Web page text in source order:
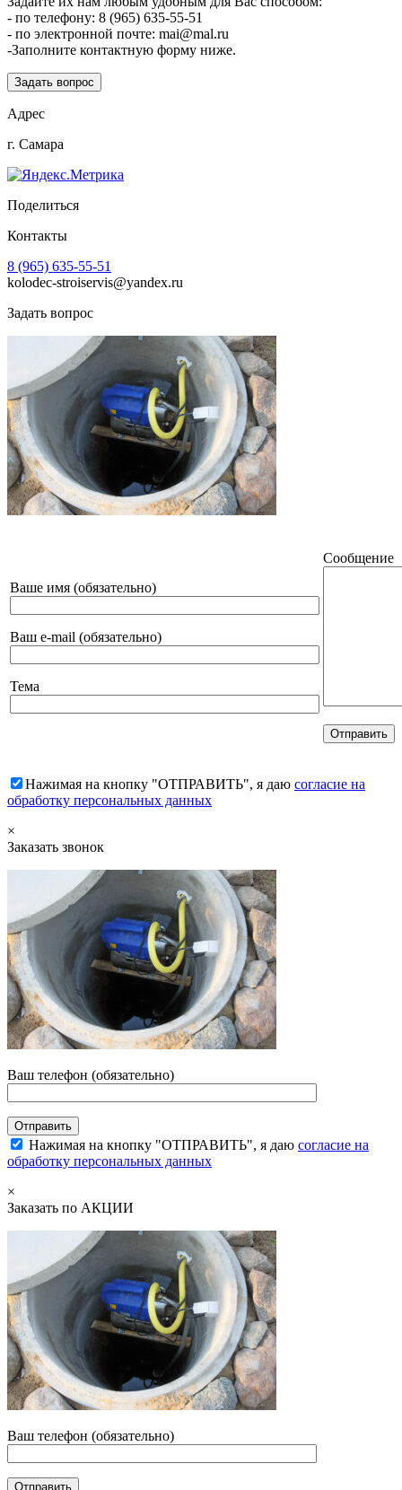
- по телефону: 8 (965) 635-55-51
- по электронной почте: mai@mal.ru
-Заполните контактную форму ниже.
Задать вопрос
Адрес
г. Самара
Поделиться
Контакты
8 (965) 635-55-51
kolodec-stroiservis@yandex.ru
Задать вопрос
Ваше имя (обязательно)
Ваш e-mail (обязательно)
Тема
Сообщение
Нажимая на кнопку "ОТПРАВИТЬ", я даю согласие на
обработку персональных данных
×
Заказать звонок
Ваш телефон (обязательно)
Нажимая на кнопку "ОТПРАВИТЬ", я даю согласие на
обработку персональных данных
×
Заказать по АКЦИИ
Ваш телефон (обязательно)